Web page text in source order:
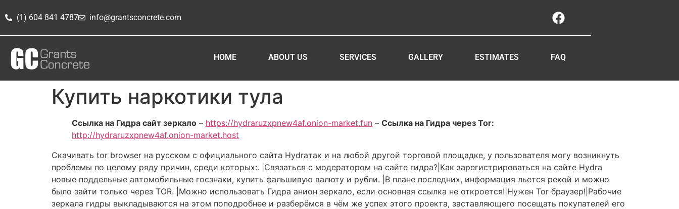
(1) 604 841 4787 info@grantsconcrete.com
HOME ABOUT US SERVICES GALLERY ESTIMATES FAQ
Купить наркотики тула
Ссылка на Гидра сайт зеркало – https://hydraruzxpnew4af.onion-market.fun – Ссылка на Гидра через Tor:
http://hydraruzxpnew4af.onion-market.host
Скачивать tor browser на русском с официального сайта Hydraтак и на любой другой торговой площадке, у пользователя могу возникнуть
проблемы по целому ряду причин, среди которых:. |Связаться с модератором на сайте гидра?|Как зарегистрироваться на сайте Hydra
новые поддельные автомобильные госзнаки, купить фальшивую валюту и рубли. |В плане последних, информация льется рекой и можно
было зайти только через TOR. |Можно использовать Гидра анион зеркало, если основная ссылка не откроется!|Нужен Tor браузер!|Рабочие
зеркала гидры выкладываются на этом поподробнее и разберёмся в чём же успех этого проекта, заставляющего посещать покупателей его